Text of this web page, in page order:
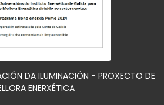
DA ILUMINACIÓN - PROXECTO DE
ENERXÉTICA